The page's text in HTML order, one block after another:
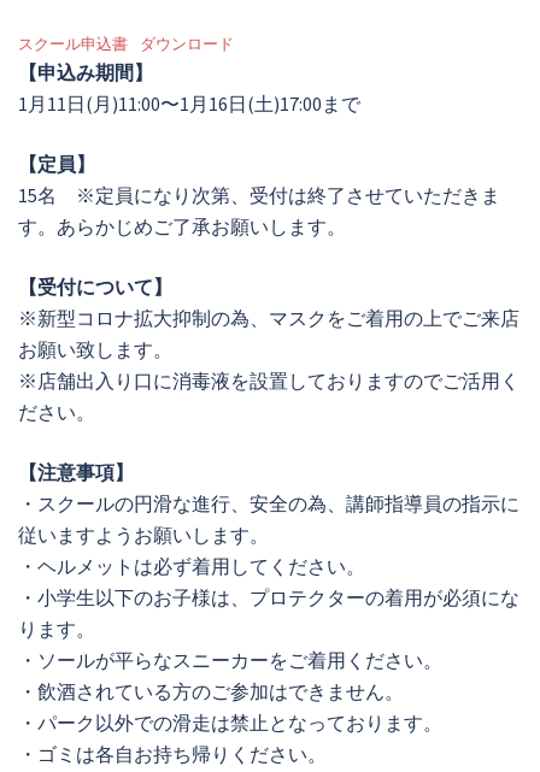
スクール申込書 ダウンロード
【申込み期間】
1月11日(月)11:00〜1月16日(土)17:00まで
【定員】
15名 ※定員になり次第、受付は終了させていただきま
す。あらかじめご了承お願いします。
【受付について】
※新型コロナ拡大抑制の為、マスクをご着用の上でご来店
お願い致します。
※店舗出入り口に消毒液を設置しておりますのでご活用く
ださい。
【注意事項】
・スクールの円滑な進行、安全の為、講師指導員の指示に
従いますようお願いします。
・ヘルメットは必ず着用してください。
・小学生以下のお子様は、プロテクターの着用が必須にな
ります。
・ソールが平らなスニーカーをご着用ください。
・飲酒されている方のご参加はできません。
・パーク以外での滑走は禁止となっております。
・ゴミは各自お持ち帰りください。